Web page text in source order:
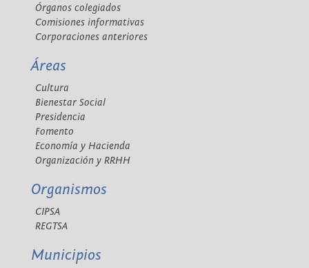
Órganos colegiados
Comisiones informativas
Corporaciones anteriores
Áreas
Cultura
Bienestar Social
Presidencia
Fomento
Economía y Hacienda
Organización y RRHH
Organismos
CIPSA
REGTSA
Municipios